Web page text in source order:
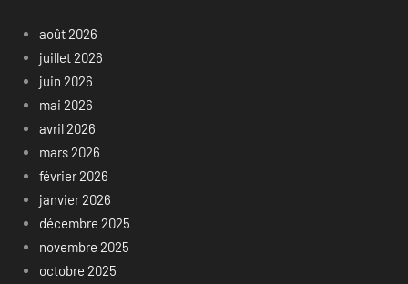
août 2026
juillet 2026
juin 2026
mai 2026
avril 2026
mars 2026
février 2026
janvier 2026
décembre 2025
novembre 2025
octobre 2025